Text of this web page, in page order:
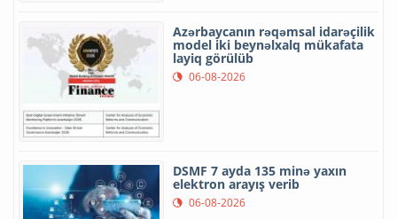
Azərbaycanın rəqəmsal idarəçilik
model iki beynəlxalq mükafata
layiq görülüb
06-08-2026
DSMF 7 ayda 135 minə yaxın
elektron arayış verib
06-08-2026